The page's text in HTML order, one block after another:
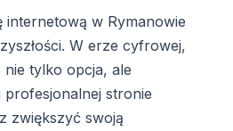
internetową w Rymanowie
W erze cyfrowej,
tylko opcja, ale
profesjonalnej stronie
zwiększyć swoją